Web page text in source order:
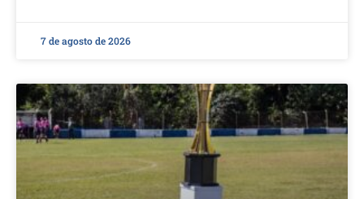
7 de agosto de 2026